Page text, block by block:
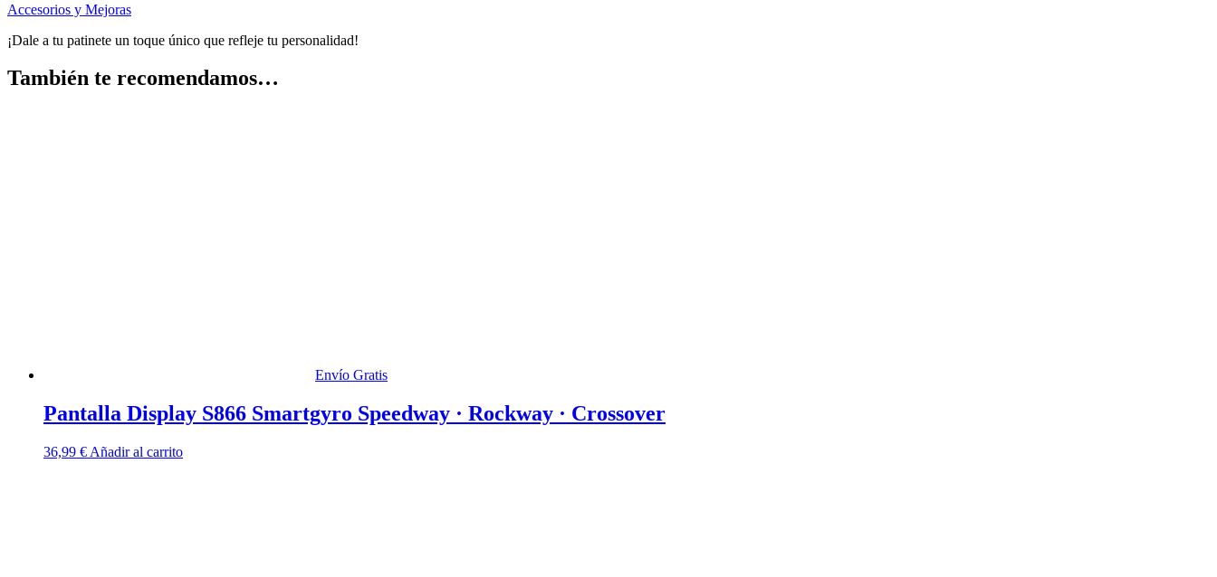
Accesorios y Mejoras
¡Dale a tu patinete un toque único que refleje tu personalidad!
También te recomendamos…
Envío Gratis
Pantalla Display S866 Smartgyro Speedway · Rockway · Crossover
36,99 € Añadir al carrito